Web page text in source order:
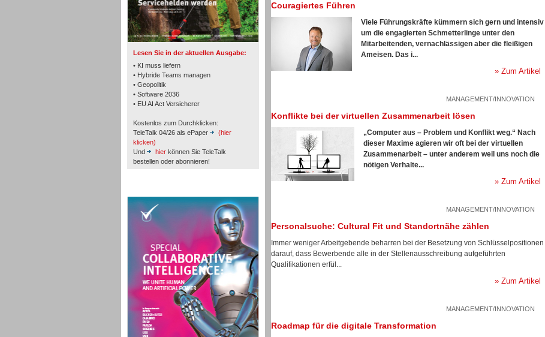
Lesen Sie in der aktuellen Ausgabe:
• KI muss liefern
• Hybride Teams managen
• Geopolitik
• Software 2036
• EU AI Act Versicherer
Kostenlos zum Durchklicken:
TeleTalk 04/26 als ePaper
(hier
klicken)
Und
hier können Sie TeleTalk
bestellen oder abonnieren!
TK- und ACD-Systeme
Workforce-Management
Personal
Inbound
Couragiertes Führen
Viele Führungskräfte kümmern sich gern und intensiv
um die engagierten Schmetterlinge unter den
Mitarbeitenden, vernachlässigen aber die fleißigen
Ameisen. Das i...
» Zum Artikel
MANAGEMENT/INNOVATION
Konflikte bei der virtuellen Zusammenarbeit lösen
„Computer aus – Problem und Konflikt weg.“ Nach
dieser Maxime agieren wir oft bei der virtuellen
Zusammenarbeit – unter anderem weil uns noch die
nötigen Verhalte...
» Zum Artikel
MANAGEMENT/INNOVATION
Personalsuche: Cultural Fit und Standortnähe zählen
Immer weniger Arbeitgebende beharren bei der Besetzung von Schlüsselpositionen
darauf, dass Bewerbende alle in der Stellenausschreibung aufgeführten
Qualifikationen erfül...
» Zum Artikel
MANAGEMENT/INNOVATION
Roadmap für die digitale Transformation